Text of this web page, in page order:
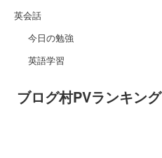
英会話
今日の勉強
英語学習
ブログ村PVランキング